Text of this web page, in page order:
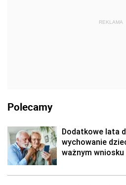
REKLAMA
Polecamy
Dodatkowe lata
wychowanie
ważnym